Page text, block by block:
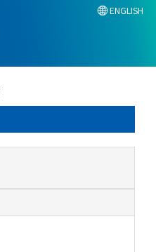
ENGLISH